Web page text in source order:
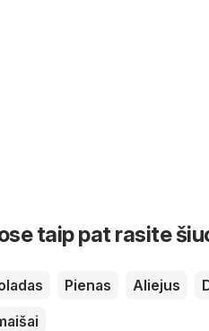
taip pat rasite
Pienas Aliejus